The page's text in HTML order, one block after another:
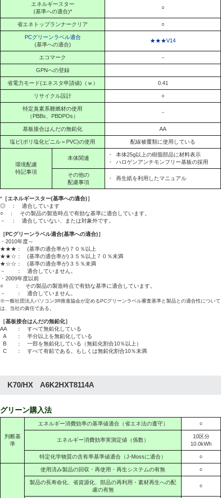
エネルギースター
(基準への適合)*
○
省エネトップランナークリア ○
PCグリーンラベル適合
(基準への適合)
★★★V14
エコマーク －
GPNへの登録
省電力モード(エネスタ申請値)（ｗ） 0.41
リサイクル設計 ○
特定臭素系難燃材の使用
（PBBs、PBDPOs）
－
基板接合はんだの無鉛化 AA
塩ビ(ポリ塩化ビニル＝PVC)の使用 配線被覆類に使用している
環境配慮
特記事項
本体関連
・
本体25g以上の樹脂部品に材料表示
・
ハロゲンアンチモンフリー基板の採用
その他の
配慮事項
・ 再生紙を利用したマニュアル
* ［エネルギースター(基準への適合)］
◎ ： 適合しています
○ ： その製品の製造時点で有効な基準に適合しています。
－ ： 適合していない、または対象外です。
［PCグリーンラベル適合(基準への適合)］
・2010年度～
★★★： (基準の適合率が)７０％以上
★★☆： (基準の適合率が)３５％以上７０％未満
★☆☆： (基準の適合率が)３５％未満
－ ： 適合していません。
・2009年度以前
○ ： その製品の製造時点で有効な基準に適合しています。
－ ： 適合していません。
※一般社団法人パソコン3R推進協会が定めるPCグリーンラベル審査基準と製品との適合性について
は、当社の責任である。
［基板接合はんだの無鉛化］
AA
： すべて無鉛化している
A
： 半分以上を無鉛化している
B
： 一部を無鉛化している（無鉛化割合10％以上）
C
： すべて有鉛である。もしくは無鉛化割合10％未満
K70/HX A6K2HXT8114A
グリーン購入法
判断基
準
エネルギー消費効率の基準値適合（省エネ法の遵守） ○
エネルギー消費効率実測定値（係数）
10区分
10.0kWh
特定化学物質の含有率基準値適合（J-Mossに適合） ○
使用済み製品の回収・再使用・再生システムの有無 ○
製品の長寿命化、省資源化、部品の再利用・素材再生への配
慮の有無
○